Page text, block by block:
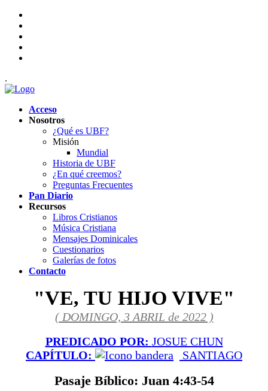
.
Acceso
Nosotros
¿Qué es UBF?
Misión
Mundial
Historia de UBF
¿En qué creemos?
Preguntas Frecuentes
Pan Diario
Recursos
Libros Cristianos
Música Cristiana
Mensajes Dominicales
Cuestionarios
Galerías de fotos
Contacto
"VE, TU HIJO VIVE"
( DOMINGO, 3 ABRIL de 2022 )
PREDICADO POR: JOSUE CHUN
CAPÍTULO:
SANTIAGO
Pasaje Bíblico: Juan 4:43-54